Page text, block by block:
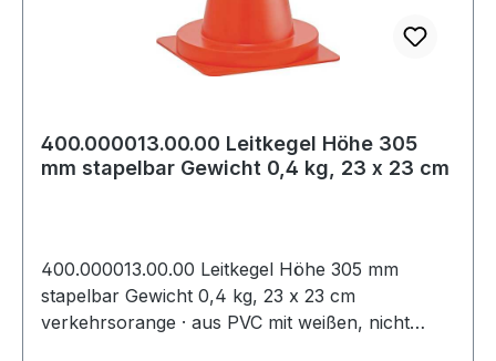
400.000013.00.00 Leitkegel Höhe 305
mm stapelbar Gewicht 0,4 kg, 23 x 23 cm
400.000013.00.00 Leitkegel Höhe 305 mm
stapelbar Gewicht 0,4 kg, 23 x 23 cm
verkehrsorange · aus PVC mit weißen, nicht